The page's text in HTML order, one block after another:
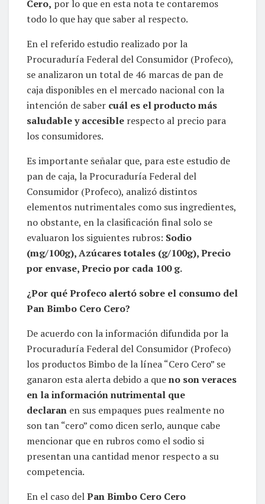
Cero, por lo que en esta nota te contaremos
todo lo que hay que saber al respecto.
En el referido estudio realizado por la
Procuraduría Federal del Consumidor (Profeco),
se analizaron un total de 46 marcas de pan de
caja disponibles en el mercado nacional con la
intención de saber cuál es el producto más
saludable y accesible respecto al precio para
los consumidores.
Es importante señalar que, para este estudio de
pan de caja, la Procuraduría Federal del
Consumidor (Profeco), analizó distintos
elementos nutrimentales como sus ingredientes,
no obstante, en la clasificación final solo se
evaluaron los siguientes rubros: Sodio
(mg/100g), Azúcares totales (g/100g), Precio
por envase, Precio por cada 100 g.
¿Por qué Profeco alertó sobre el consumo del
Pan Bimbo Cero Cero?
De acuerdo con la información difundida por la
Procuraduría Federal del Consumidor (Profeco)
los productos Bimbo de la línea “Cero Cero” se
ganaron esta alerta debido a queno son veraces
en la información nutrimental que
declaran en sus empaques pues realmente no
son tan “cero” como dicen serlo, aunque cabe
mencionar que en rubros como el sodio si
presentan una cantidad menor respecto a su
competencia.
En el caso delPan Bimbo Cero Cero